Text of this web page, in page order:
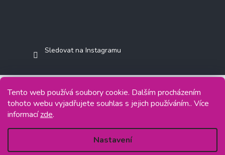
Tento web používá soubory cookie. Dalším procházením
tohoto webu vyjadřujete souhlas s jejich používáním.. Více
informacízde.
Nastavení
Sledovat na Instagramu
Copyright 2026Jasminkashop.cz. Všechna práva vyhrazena.
Vytvořil Shoptet